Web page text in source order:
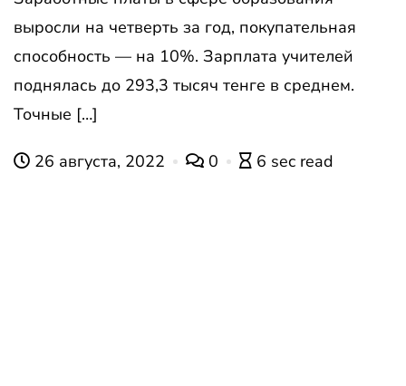
выросли на четверть за год, покупательная
способность — на 10%. Зарплата учителей
поднялась до 293,3 тысяч тенге в среднем.
Точные […]
26 августа, 2022 0 6 sec read